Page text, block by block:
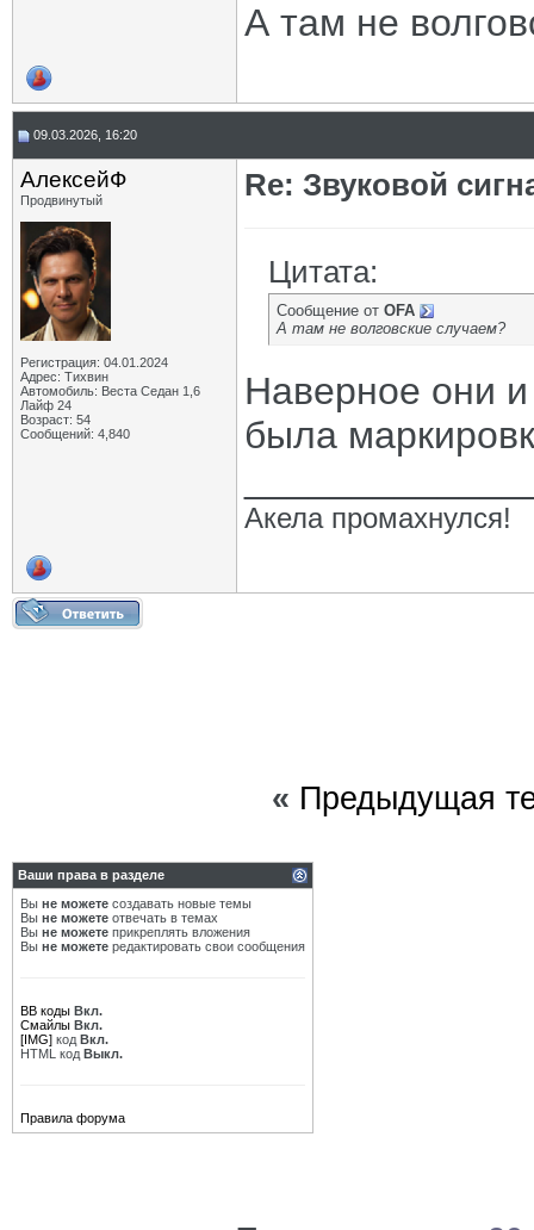
А там не
09.03.2026, 16:20
АлексейФ
Продвинутый
Регистрация: 04.01.2024
Адрес: Тихвин
Автомобиль: Веста Седан 1,6
Лайф 24
Возраст: 54
Сообщений: 4,840
Re: Звуковой
Цитата:
Сообщение от OFA
А там не волговские случаем?
Наверное они и
была
Акела промахнулся!
« Предыдущая
Ваши права в разделе
Вы не можете создавать новые темы
Вы не можете отвечать в темах
Вы не можете прикреплять вложения
Вы не можете редактировать свои сообщения
BB коды Вкл.
Смайлы Вкл.
[IMG] код Вкл.
HTML код Выкл.
Правила форума